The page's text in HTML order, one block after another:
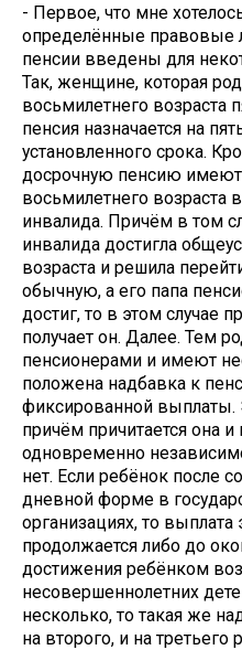
- Первое, что мне
определённые правовые
пенсии введены для
Так, женщине, которая
восьмилетнего возраста
пенсия назначается на
установленного срока.
досрочную пенсию
восьмилетнего возраста
инвалида. Причём в том
инвалида достигла
возраста и решила
обычную, а его папа
достиг, то в этом случае
получает он. Далее. Тем
пенсионерами и имеют
положена надбавка к
фиксированной выплаты.
причём причитается она
одновременно
нет. Если ребёнок после
дневной форме в
организациях, то выплата
продолжается либо до
достижения ребёнком
несовершеннолетних
несколько, то такая же
на второго, и на третьего